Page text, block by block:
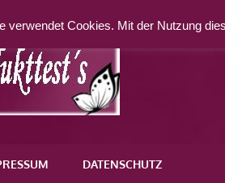
DATENSCHUTZ
verwendet Cookies. Mit der Nutzung